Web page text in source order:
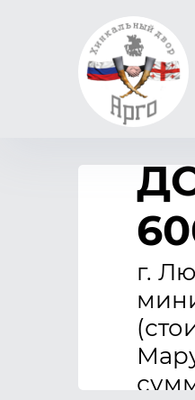
Горячие
Блюда из рыбы
Десерты
Варенье
Напитки
Чай в чайнике
г.